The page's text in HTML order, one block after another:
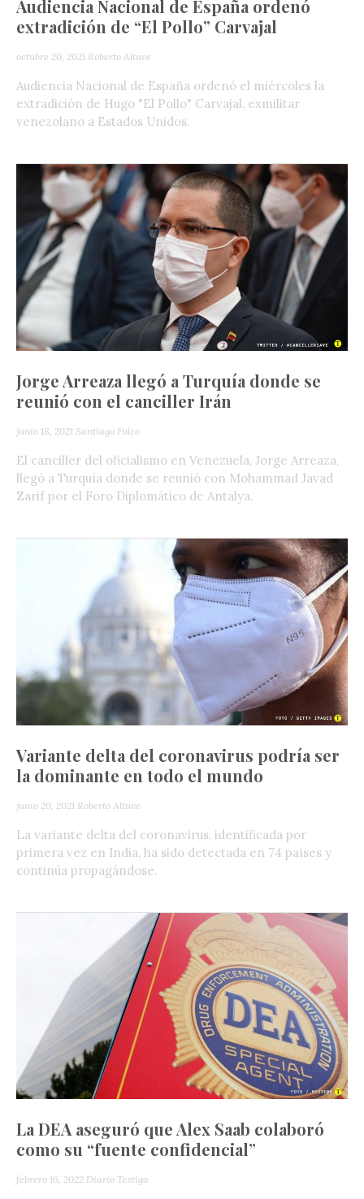
Audiencia Nacional de España ordenó
extradición de “El Pollo” Carvajal
octubre 20, 2021 Roberto Altuve
Audiencia Nacional de España ordenó el miércoles la
extradición de Hugo "El Pollo" Carvajal, exmilitar
venezolano a Estados Unidos.
Jorge Arreaza llegó a Turquía donde se
reunió con el canciller Irán
junio 18, 2021 Santiago Fulco
El canciller del oficialismo en Venezuela, Jorge Arreaza,
llegó a Turquía donde se reunió con Mohammad Javad
Zarif por el Foro Diplomático de Antalya.
Variante delta del coronavirus podría ser
la dominante en todo el mundo
junio 20, 2021 Roberto Altuve
La variante delta del coronavirus, identificada por
primera vez en India, ha sido detectada en 74 países y
continúa propagándose.
La DEA aseguró que Alex Saab colaboró
como su “fuente confidencial”
febrero 16, 2022 Diario Testigo